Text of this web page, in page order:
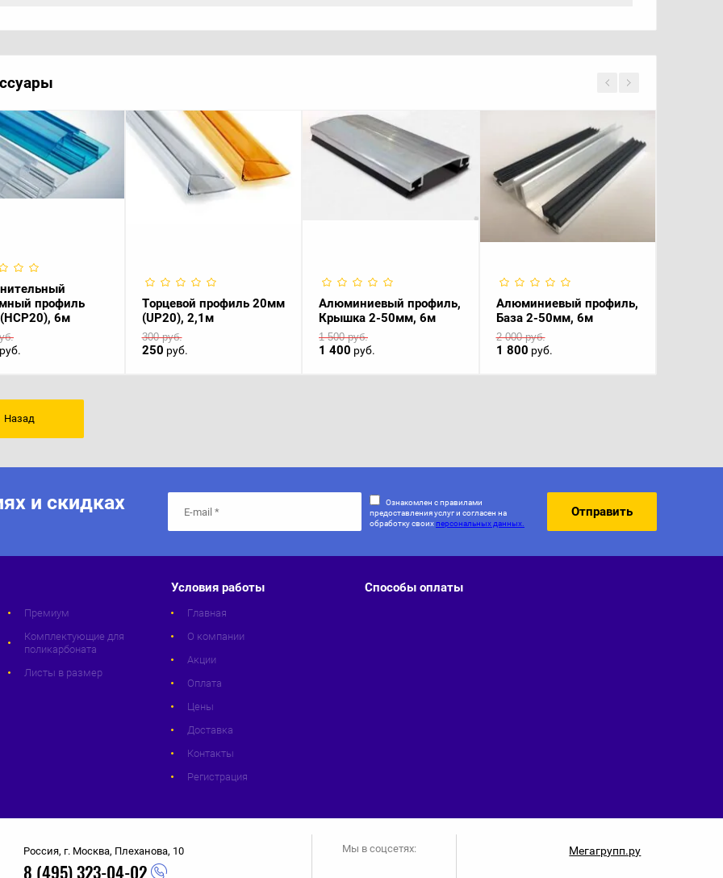
профиль
6м
руб.
Торцевой профиль 20мм
(UP20), 2,1м
300руб.
250 руб.
Алюминиевый профиль,
Крышка 2-50мм, 6м
1 500руб.
1 400 руб.
Алюминиевый профиль,
База 2-50мм, 6м
2 000руб.
1 800 руб.
Назад
и скидках
Ознакомлен с правилами
предоставления услуг и согласен на
обработку своихперсональных данных.
Отправить
Премиум
Комплектующие для
поликарбоната
Листы в размер
Условия работы
Главная
О компании
Акции
Оплата
Цены
Доставка
Контакты
Регистрация
Способы оплаты
Россия, г. Москва, Плеханова, 10
8 (495) 323-04-02
Мы в соцсетях: Мегагрупп.ру